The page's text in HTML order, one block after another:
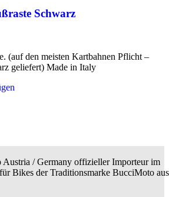
Schwarz
(auf den meisten Kartbahnen Pflicht –
geliefert) Made in Italy
/ Germany offizieller Importeur im
Bikes der Traditionsmarke BucciMoto aus